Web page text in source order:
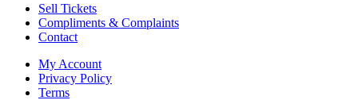
Sell Tickets
Compliments & Complaints
Contact
My Account
Privacy Policy
Terms